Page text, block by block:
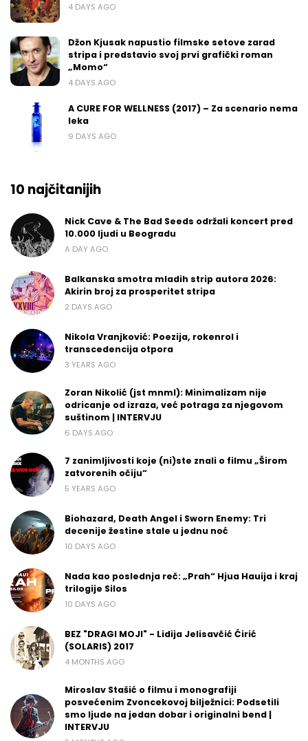
4 DAYS AGO
Džon Kjusak napustio filmske setove zarad
stripa i predstavio svoj prvi grafički roman
„Momo“
4 DAYS AGO
A CURE FOR WELLNESS (2017) – Za scenario nema
leka
9 DAYS AGO
10 najčitanijih
Nick Cave & The Bad Seeds održali koncert pred
10.000 ljudi u Beogradu
A DAY AGO
Balkanska smotra mladih strip autora 2026:
Akirin broj za prosperitet stripa
2 DAYS AGO
Nikola Vranjković: Poezija, rokenrol i
transcedencija otpora
3 YEARS AGO
Zoran Nikolić (jst mnml): Minimalizam nije
odricanje od izraza, već potraga za njegovom
suštinom | INTERVJU
6 DAYS AGO
7 zanimljivosti koje (ni)ste znali o filmu „Širom
zatvorenih očiju“
5 YEARS AGO
Biohazard, Death Angel i Sworn Enemy: Tri
decenije žestine stale u jednu noć
10 DAYS AGO
Nada kao poslednja reč: „Prah“ Hjua Hauija i kraj
trilogije Silos
10 DAYS AGO
BEZ "DRAGI MOJI" - Lidija Jelisavčić Ćirić
(SOLARIS) 2017
4 MONTHS AGO
Miroslav Stašić o filmu i monografiji
posvećenim Zvoncekovoj bilježnici: Podsetili
smo ljude na jedan dobar i originalni bend |
INTERVJU